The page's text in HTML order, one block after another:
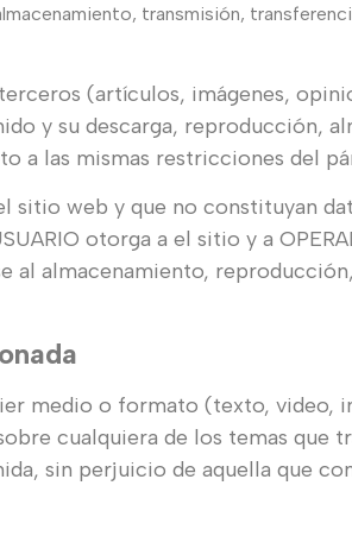
transmisión,
(artículos, imágenes,
y su descarga, reproducción,
a las mismas restricciones del
sitio web y que no constituyan
otorga a el sitio y a
al almacenamiento,
medio o formato (texto, video,
cualquiera de los temas que
sin perjuicio de aquella que